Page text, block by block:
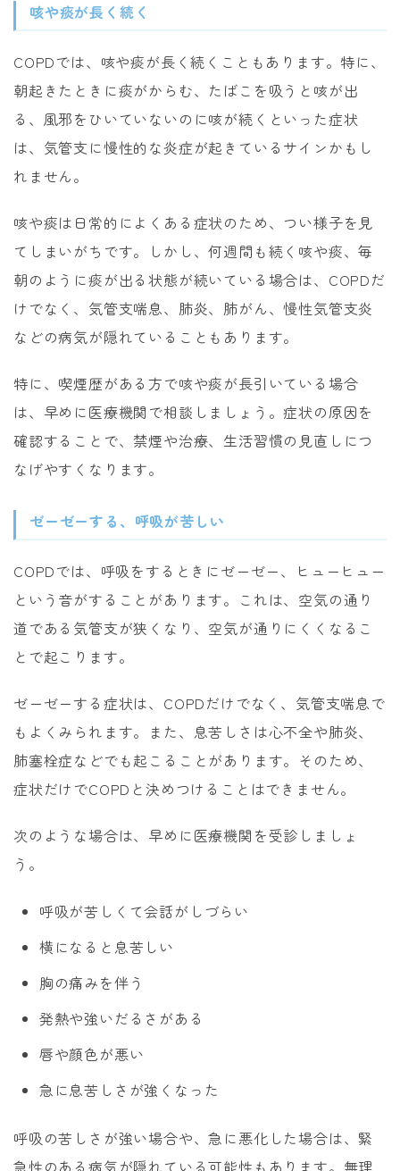
咳や痰が長く続く
COPDでは、咳や痰が長く続くこともあります。特に、
朝起きたときに痰がからむ、たばこを吸うと咳が出
る、風邪をひいていないのに咳が続くといった症状
は、気管支に慢性的な炎症が起きているサインかもし
れません。
咳や痰は日常的によくある症状のため、つい様子を見
てしまいがちです。しかし、何週間も続く咳や痰、毎
朝のように痰が出る状態が続いている場合は、COPDだ
けでなく、気管支喘息、肺炎、肺がん、慢性気管支炎
などの病気が隠れていることもあります。
特に、喫煙歴がある方で咳や痰が長引いている場合
は、早めに医療機関で相談しましょう。症状の原因を
確認することで、禁煙や治療、生活習慣の見直しにつ
なげやすくなります。
ゼーゼーする、呼吸が苦しい
COPDでは、呼吸をするときにゼーゼー、ヒューヒュー
という音がすることがあります。これは、空気の通り
道である気管支が狭くなり、空気が通りにくくなるこ
とで起こります。
ゼーゼーする症状は、COPDだけでなく、気管支喘息で
もよくみられます。また、息苦しさは心不全や肺炎、
肺塞栓症などでも起こることがあります。そのため、
症状だけでCOPDと決めつけることはできません。
次のような場合は、早めに医療機関を受診しましょ
う。
呼吸が苦しくて会話がしづらい
横になると息苦しい
胸の痛みを伴う
発熱や強いだるさがある
唇や顔色が悪い
急に息苦しさが強くなった
呼吸の苦しさが強い場合や、急に悪化した場合は、緊
急性のある病気が隠れている可能性もあります。無理